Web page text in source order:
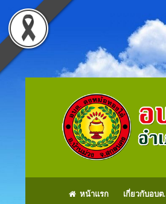
หน้าแรก เกี่ยวกับอบต.